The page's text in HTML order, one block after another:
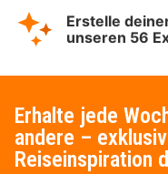
Erstelle
unseren 56
Erhalte jede
andere –
Reiseinspiration